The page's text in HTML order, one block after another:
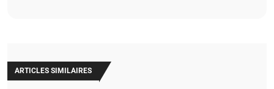
ARTICLES SIMILAIRES